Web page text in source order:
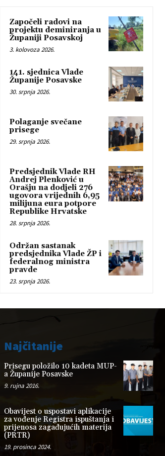
Započeli radovi na
projektu deminiranja u
Županiji Posavskoj
3. kolovoza 2026.
141. sjednica Vlade
Županije Posavske
30. srpnja 2026.
Polaganje svečane
prisege
29. srpnja 2026.
Predsjednik Vlade RH
Andrej Plenković u
Orašju na dodjeli 276
ugovora vrijednih 6,95
milijuna eura potpore
Republike Hrvatske
28. srpnja 2026.
Održan sastanak
predsjednika Vlade ŽP i
federalnog ministra
pravde
23. srpnja 2026.
Najčitanije
Prisegu položilo 10 kadeta MUP-
a Županije Posavske
9. rujna 2016.
Obavijest o uspostavi aplikacije
za vođenje Registra ispuštanja i
prijenosa zagađujućih materija
(PRTR)
19. prosinca 2024.